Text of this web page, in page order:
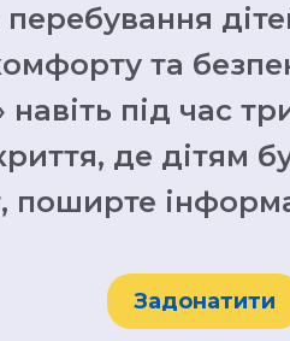
та
під час
де дітям
поширте
Задонатити